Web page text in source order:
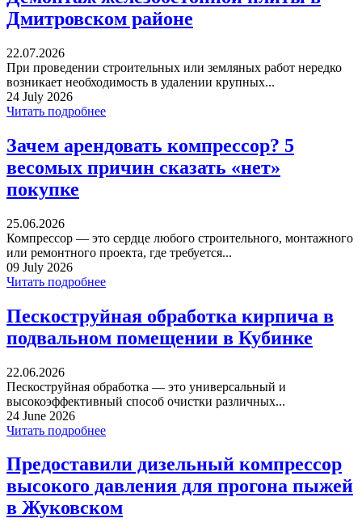
Дмитровском районе
22.07.2026
При проведении строительных или земляных работ нередко
возникает необходимость в удалении крупных...
24 July 2026
Читать подробнее
Зачем арендовать компрессор? 5
весомых причин сказать «нет»
покупке
25.06.2026
Компрессор — это сердце любого строительного, монтажного
или ремонтного проекта, где требуется...
09 July 2026
Читать подробнее
Пескоструйная обработка кирпича в
подвальном помещении в Кубинке
22.06.2026
Пескоструйная обработка — это универсальный и
высокоэффективный способ очистки различных...
24 June 2026
Читать подробнее
Предоставили дизельный компрессор
высокого давления для прогона пыжей
в Жуковском